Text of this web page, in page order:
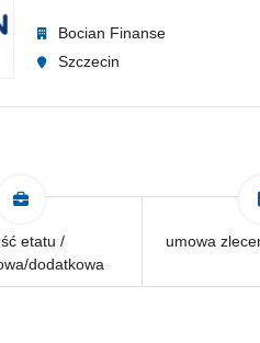
Bocian Finanse
Szczecin
etatu /
dodatkowa
umowa